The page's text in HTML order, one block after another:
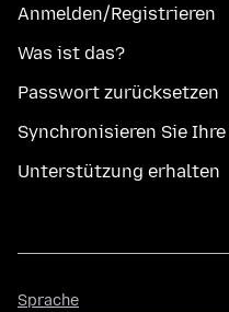
Anmelden/Registrieren
Was ist das?
Passwort zurücksetzen
Synchronisieren Sie Ihre
Unterstützung erhalten
Sprache